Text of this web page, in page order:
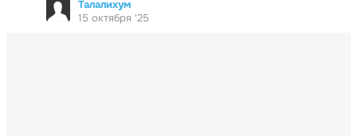
Талалихум
15 октября '25